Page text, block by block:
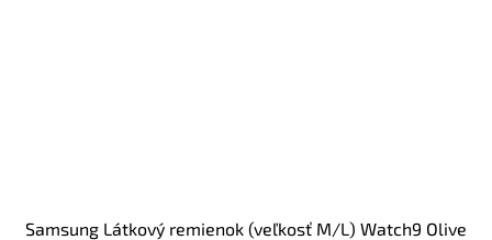
Samsung Látkový remienok (veľkosť M/L) Watch9 Olive